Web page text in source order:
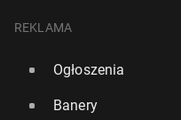
REKLAMA
Ogłoszenia
Banery